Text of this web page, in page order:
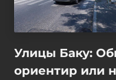
Улицы Баку:
ориентир или